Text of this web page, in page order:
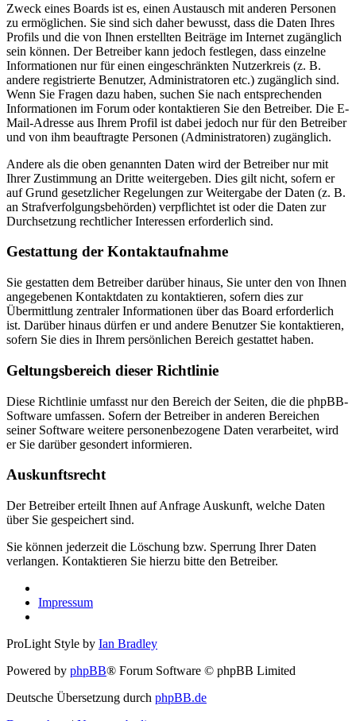
Zweck eines Boards ist es, einen Austausch mit anderen Personen
zu ermöglichen. Sie sind sich daher bewusst, dass die Daten Ihres
Profils und die von Ihnen erstellten Beiträge im Internet zugänglich
sein können. Der Betreiber kann jedoch festlegen, dass einzelne
Informationen nur für einen eingeschränkten Nutzerkreis (z. B.
andere registrierte Benutzer, Administratoren etc.) zugänglich sind.
Wenn Sie Fragen dazu haben, suchen Sie nach entsprechenden
Informationen im Forum oder kontaktieren Sie den Betreiber. Die E-
Mail-Adresse aus Ihrem Profil ist dabei jedoch nur für den Betreiber
und von ihm beauftragte Personen (Administratoren) zugänglich.
Andere als die oben genannten Daten wird der Betreiber nur mit
Ihrer Zustimmung an Dritte weitergeben. Dies gilt nicht, sofern er
auf Grund gesetzlicher Regelungen zur Weitergabe der Daten (z. B.
an Strafverfolgungsbehörden) verpflichtet ist oder die Daten zur
Durchsetzung rechtlicher Interessen erforderlich sind.
Gestattung der Kontaktaufnahme
Sie gestatten dem Betreiber darüber hinaus, Sie unter den von Ihnen
angegebenen Kontaktdaten zu kontaktieren, sofern dies zur
Übermittlung zentraler Informationen über das Board erforderlich
ist. Darüber hinaus dürfen er und andere Benutzer Sie kontaktieren,
sofern Sie dies in Ihrem persönlichen Bereich gestattet haben.
Geltungsbereich dieser Richtlinie
Diese Richtlinie umfasst nur den Bereich der Seiten, die die phpBB-
Software umfassen. Sofern der Betreiber in anderen Bereichen
seiner Software weitere personenbezogene Daten verarbeitet, wird
er Sie darüber gesondert informieren.
Auskunftsrecht
Der Betreiber erteilt Ihnen auf Anfrage Auskunft, welche Daten
über Sie gespeichert sind.
Sie können jederzeit die Löschung bzw. Sperrung Ihrer Daten
verlangen. Kontaktieren Sie hierzu bitte den Betreiber.
Impressum
ProLight Style by Ian Bradley
Powered by phpBB® Forum Software © phpBB Limited
Deutsche Übersetzung durch phpBB.de